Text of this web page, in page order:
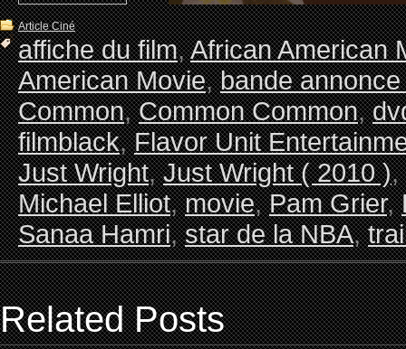
Article Ciné
affiche du film,African American
American Movie,bande
Common,Common Common,
filmblack,Flavor Unit
Just Wright,Just Wright ( 2010 ),
Michael Elliot,movie,Pam Grier,
Sanaa Hamri,star de la NBA,
Related Posts